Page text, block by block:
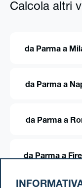
Calcola altri
da Parma a
da Parma a
da Parma a
da Parma a